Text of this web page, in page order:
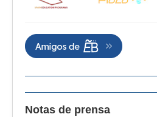
Notas de prensa